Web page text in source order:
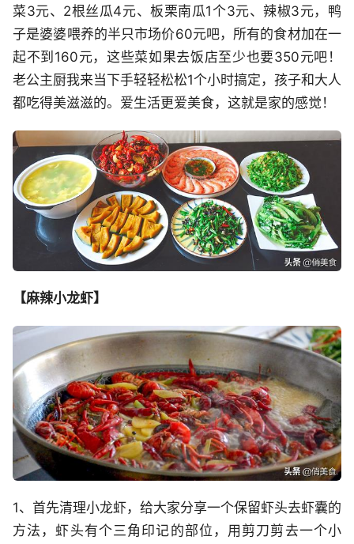
菜3元、2根丝瓜4元、板栗南瓜1个3元、辣椒3元，鸭
子是婆婆喂养的半只市场价60元吧，所有的食材加在一
起不到160元，这些菜如果去饭店至少也要350元吧！
老公主厨我来当下手轻轻松松1个小时搞定，孩子和大人
都吃得美滋滋的。爱生活更爱美食，这就是家的感觉！
【麻辣小龙虾】
1、首先清理小龙虾，给大家分享一个保留虾头去虾囊的
方法，虾头有个三角印记的部位，用剪刀剪去一个小